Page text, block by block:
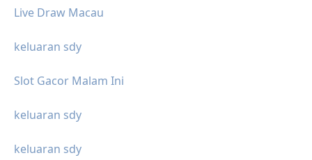
Live Draw Macau
keluaran sdy
Slot Gacor Malam Ini
keluaran sdy
keluaran sdy